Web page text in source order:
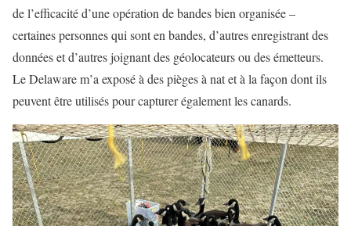
de l’efficacité d’une opération de bandes bien organisée –
certaines personnes qui sont en bandes, d’autres enregistrant des
données et d’autres joignant des géolocateurs ou des émetteurs.
Le Delaware m’a exposé à des pièges à nat et à la façon dont ils
peuvent être utilisés pour capturer également les canards.